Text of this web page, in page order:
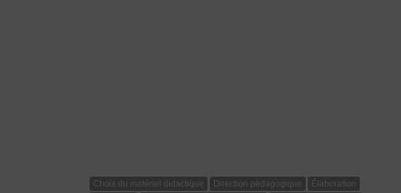
Choix du matériel didactique Direction pédagogique
Élaboration